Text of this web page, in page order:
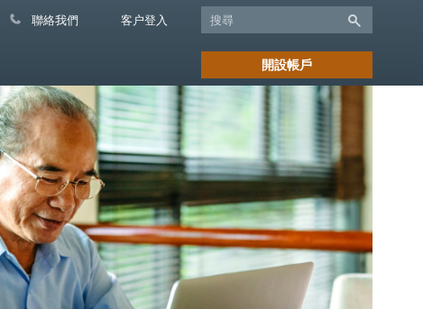
聯絡我們 客户登入
開設帳戶